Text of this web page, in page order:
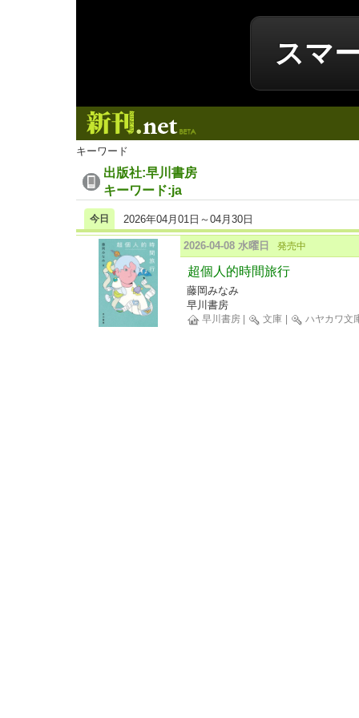
スマ
キーワード
出版社:早川書房
キーワード:ja
今日 2026年04月01日～04月30日
2026-04-08 水曜日 発売中
超個人的時間旅行
藤岡みなみ
早川書房
早川書房 文庫 ハヤカワ文